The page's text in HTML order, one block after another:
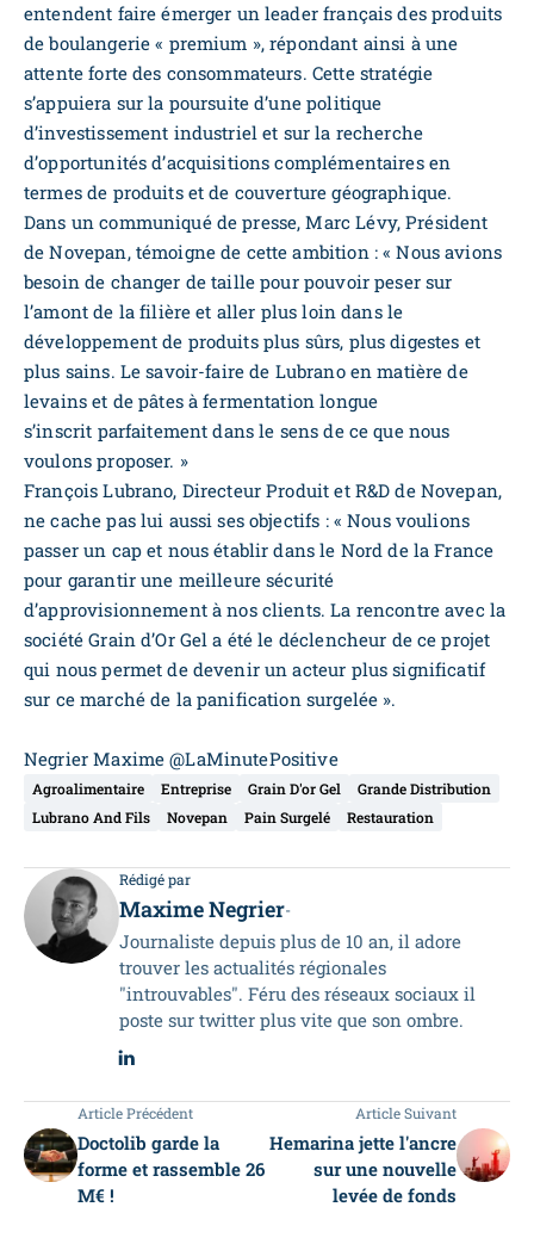
entendent faire émerger un leader français des produits
de boulangerie « premium », répondant ainsi à une
attente forte des consommateurs. Cette stratégie
s’appuiera sur la poursuite d’une politique
d’investissement industriel et sur la recherche
d’opportunités d’acquisitions complémentaires en
termes de produits et de couverture géographique.
Dans un communiqué de presse, Marc Lévy, Président
de Novepan, témoigne de cette ambition : « Nous avions
besoin de changer de taille pour pouvoir peser sur
l’amont de la filière et aller plus loin dans le
développement de produits plus sûrs, plus digestes et
plus sains. Le savoir-faire de Lubrano en matière de
levains et de pâtes à fermentation longue
s’inscrit parfaitement dans le sens de ce que nous
voulons proposer. »
François Lubrano, Directeur Produit et R&D de Novepan,
ne cache pas lui aussi ses objectifs : « Nous voulions
passer un cap et nous établir dans le Nord de la France
pour garantir une meilleure sécurité
d’approvisionnement à nos clients. La rencontre avec la
société Grain d’Or Gel a été le déclencheur de ce projet
qui nous permet de devenir un acteur plus significatif
sur ce marché de la panification surgelée ».
Negrier Maxime @LaMinutePositive
Agroalimentaire Entreprise Grain D'or Gel
Grande Distribution
Lubrano And Fils
Novepan Pain Surgelé Restauration
Rédigé par
Maxime Negrier-
Journaliste depuis plus de 10 an, il adore
trouver les actualités régionales
"introuvables". Féru des réseaux sociaux il
poste sur twitter plus vite que son ombre.
Article Précédent
Doctolib garde la
forme et rassemble 26
M€ !
Article Suivant
Hemarina jette l'ancre
sur une nouvelle
levée de fonds